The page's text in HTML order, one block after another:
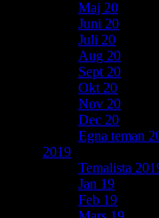
Maj 20
Juni 20
Juli 20
Aug 20
Sept 20
Okt 20
Nov 20
Dec 20
Egna teman
2019
Temalista
Jan 19
Feb 19